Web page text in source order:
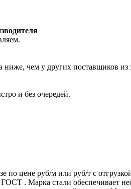
чем у других поставщиков из
и без очередей.
цене руб/м или руб/т с
стали обеспечивает